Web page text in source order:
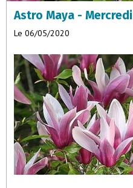
Astro Maya -
Le 06/05/2020